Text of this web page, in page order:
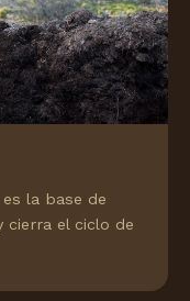
la base de
cierra el ciclo de